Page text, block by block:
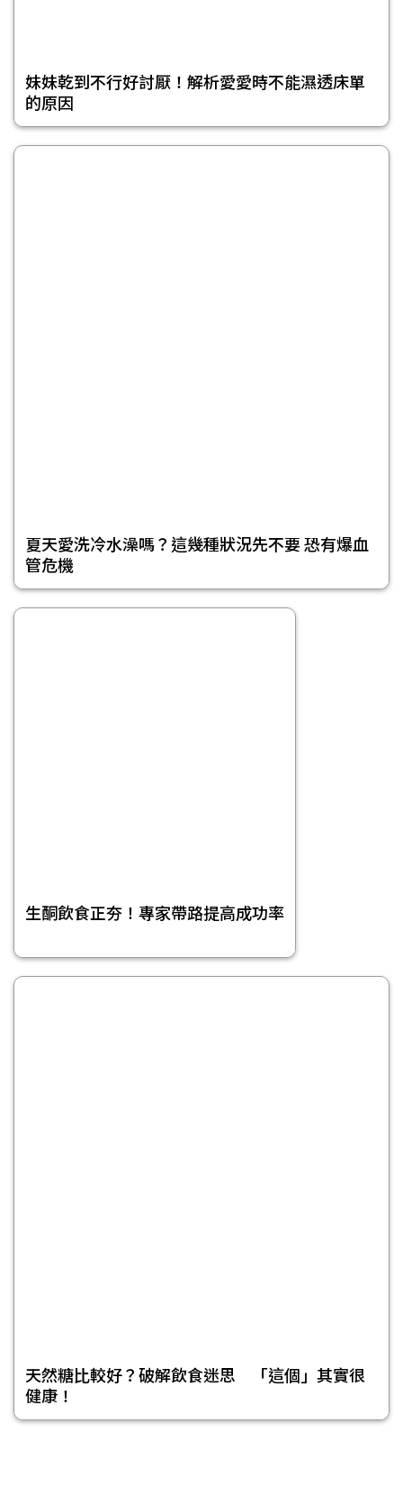
妹妹乾到不行好討厭！解析愛愛時不能濕透床單
的原因
夏天愛洗冷水澡嗎？這幾種狀況先不要 恐有爆血
管危機
生酮飲食正夯！專家帶路提高成功率
天然糖比較好？破解飲食迷思 「這個」其實很
健康！